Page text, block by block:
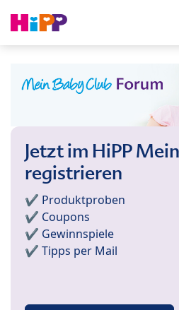
Jetzt im HiPP
registrieren
✔️ Produktproben
✔️ Coupons
✔️ Gewinnspiele
✔️ Tipps per Mail